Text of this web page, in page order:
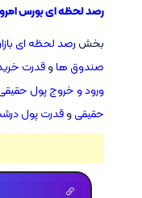
رصد لحظه ای بورس امروز ۶ اسفند
بخشرصد لحظه ای
صندوق هاوقدرت
ورود و خروج پول
حقیقیوقدرت پول